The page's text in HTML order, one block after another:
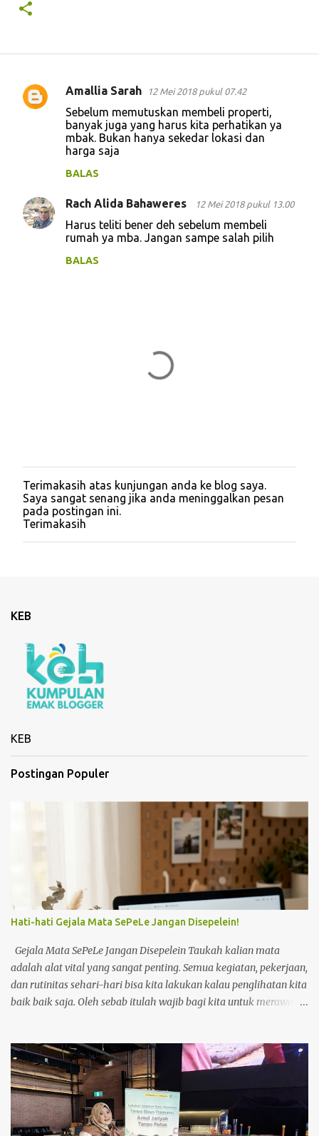
K
t
a
Amallia Sarah 12 Mei 2018 pukul 07.42
Sebelum memutuskan membeli properti,
banyak juga yang harus kita perhatikan ya
mbak. Bukan hanya sekedar lokasi dan
harga saja
BALAS
Rach Alida Bahaweres 12 Mei 2018 pukul 13.00
Harus teliti bener deh sebelum membeli
rumah ya mba. Jangan sampe salah pilih
BALAS
P
o
s
t
i
e
t
a
r
Terimakasih atas kunjungan anda ke blog saya.
Saya sangat senang jika anda meninggalkan pesan
pada postingan ini.
Terimakasih
KEB
KEB
Postingan Populer
Hati-hati Gejala Mata SePeLe Jangan Disepelein!
Gejala Mata SePeLe Jangan Disepelein Taukah kalian mata
adalah alat vital yang sangat penting. Semua kegiatan, pekerjaan,
dan rutinitas sehari-hari bisa kita lakukan kalau penglihatan kita
baik baik saja. Oleh sebab itulah wajib bagi kita untuk merawat
Salah satunya adalah saya. Beberapa bulan ini kondisi mata
saya kurang baik. Mata mengalami kering yang berujung perih
dan sepet. Terlebih ketika sedang berada di luar rumah. Tapi lagi
dan lagi saya masih berpikiran ah nantj juga sembuh. Nantj juga
hilang sakitnya. Padahal itu adalah alarm untuk saya